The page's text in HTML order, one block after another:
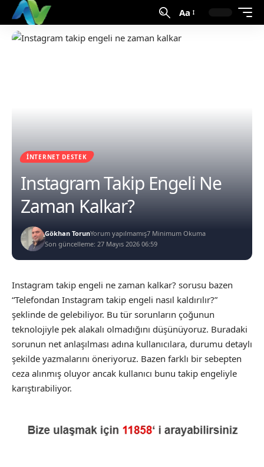
Aa
İNTERNET DESTEK
Instagram Takip Engeli Ne
Zaman Kalkar?
Son güncelleme: 27 Mayıs 2026 06:59
Gökhan TorunYorum yapılmamış7 Minimum Okuma
Instagram takip engeli ne zaman kalkar? sorusu bazen
“Telefondan Instagram takip engeli nasıl kaldırılır?”
şeklinde de gelebiliyor. Bu tür sorunların çoğunun
teknolojiyle pek alakalı olmadığını düşünüyoruz. Buradaki
sorunun net anlaşılması adına kullanıcılara, durumu detaylı
şekilde yazmalarını öneriyoruz. Bazen farklı bir sebepten
ceza alınmış oluyor ancak kullanıcı bunu takip engeliyle
karıştırabiliyor.